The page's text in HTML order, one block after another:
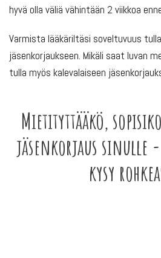
hyvä olla väliä vähintään 2 viikkoa
Varmista lääkäriltäsi soveltuvuus
jäsenkorjaukseen. Mikäli saat luvan
tulla myös kalevalaiseen
Mietityttääkö,
jäsenkorjaus sinulle
kysy